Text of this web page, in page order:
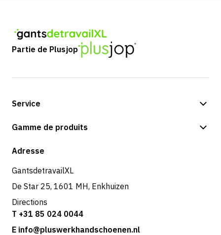
Partie de Plusjop
Service
Options de paiement
Retours et service
Gamme de produits
Boutique
Adresse
GantsdetravailXL
De Star 25, 1601 MH, Enkhuizen
Directions
T +31 85 024 0044
E info@pluswerkhandschoenen.nl